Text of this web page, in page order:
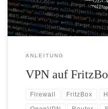
ANLEITUNG
VPN auf
Firewall FritzBox